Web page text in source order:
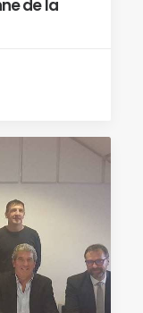
de la